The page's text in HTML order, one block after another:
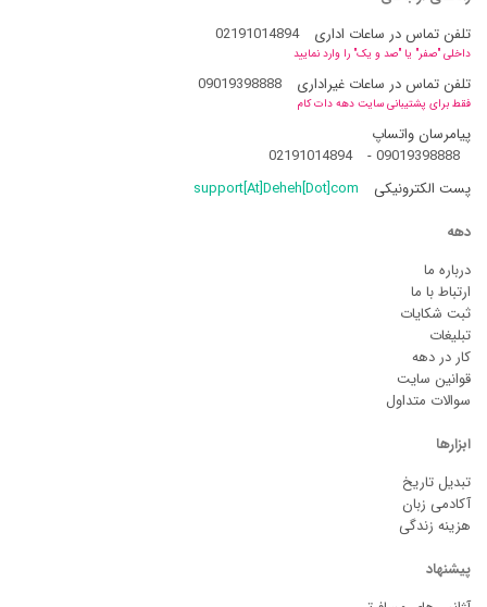
تلفن تماس در ساعات اداری
02191014894
داخلی "صفر" یا "صد و یک" را وارد نمایید
تلفن تماس در ساعات غیراداری 09019398888
فقط برای پشتیبانی سایت دهه دات کام
پیامرسان واتساپ
09019398888
-
02191014894
پست الکترونیکی
support[At]Deheh[Dot]com
دهه
درباره ما
ارتباط با ما
ثبت شکایات
تبلیغات
کار در دهه
قوانین سایت
سوالات متداول
ابزارها
تبدیل تاریخ
آکادمی زبان
هزینه زندگی
پیشنهاد